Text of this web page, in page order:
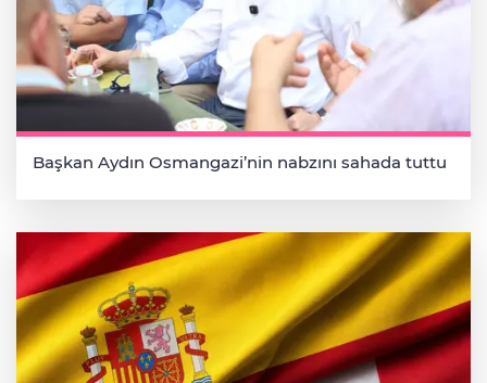
Başkan Aydın Osmangazi’nin nabzını sahada tuttu